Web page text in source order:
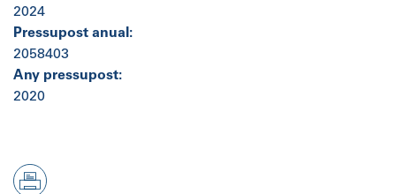
2024
Pressupost anual:
2058403
Any pressupost:
2020